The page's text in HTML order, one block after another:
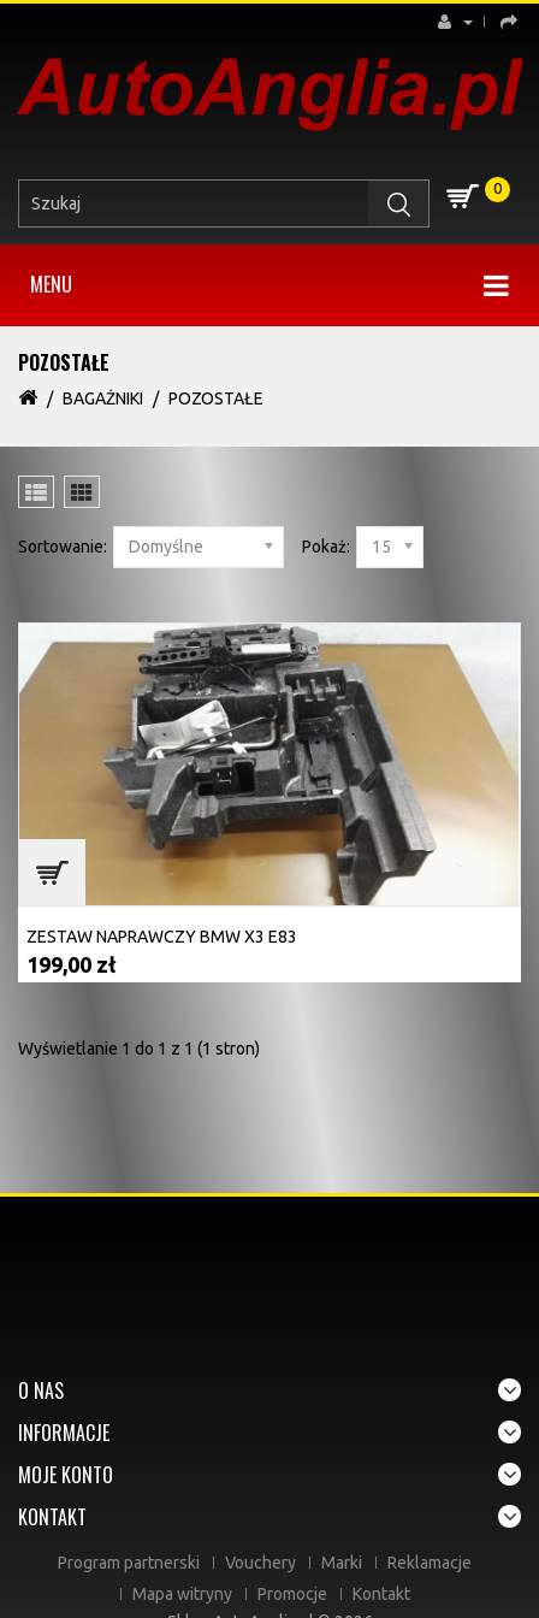
0
MENU
POZOSTAŁE
BAGAŻNIKI POZOSTAŁE
Sortowanie: Domyślne Pokaż: 15
ZESTAW NAPRAWCZY BMW X3 E83
199,00 zł
Wyświetlanie 1 do 1 z 1 (1 stron)
O NAS
INFORMACJE
MOJE KONTO
KONTAKT
Program partnerski Vouchery Marki
Reklamacje
Mapa witryny
Promocje
Kontakt